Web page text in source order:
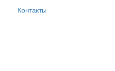
Контакты